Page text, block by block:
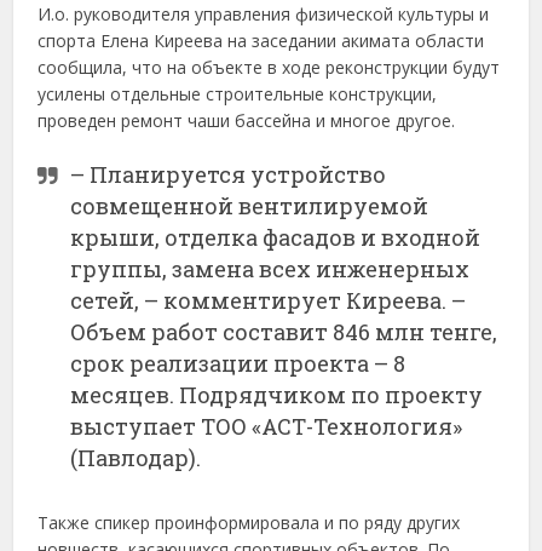
И.о. руководителя управления физической культуры и
спорта Елена Киреева на заседании акимата области
сообщила, что на объекте в ходе реконструкции будут
усилены отдельные строительные конструкции,
проведен ремонт чаши бассейна и многое другое.
– Планируется устройство
совмещенной вентилируемой
крыши, отделка фасадов и входной
группы, замена всех инженерных
сетей, – комментирует Киреева. –
Объем работ составит 846 млн тенге,
срок реализации проекта – 8
месяцев. Подрядчиком по проекту
выступает ТОО «АСТ-Технология»
(Павлодар).
Также спикер проинформировала и по ряду других